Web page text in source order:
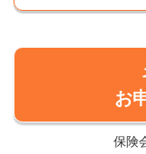
お
保険